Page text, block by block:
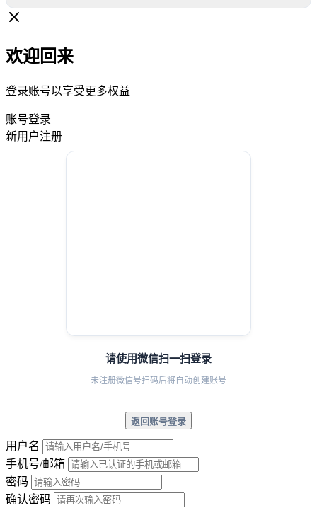
欢迎回来
登录账号以享受更多权益
账号登录
新用户注册
请使用微信扫一扫登录
未注册微信号扫码后将自动创建账号
返回账号登录
用户名
手机号/邮箱
密码
确认密码